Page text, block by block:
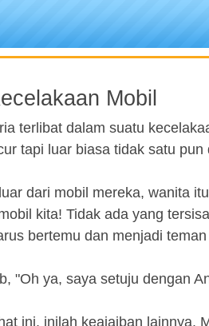
Mobil
terlibat dalam suatu
tapi luar biasa tidak satu
dari mobil mereka, wanita
kita! Tidak ada yang
bertemu dan menjadi
"Oh ya, saya setuju dengan
ini, inilah keajaiban lainnya.